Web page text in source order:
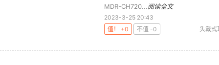
MDR-CH720...阅读全文
2023-3-25 20:43
值！ +0
不值 -0 头戴式